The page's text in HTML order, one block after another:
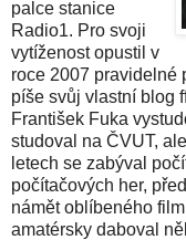
palce stanice
Radio1. Pro svoji
vytíženost opustil v
roce 2007 pravidelné
píše svůj vlastní blog
František Fuka
studoval na ČVUT,
letech se zabýval
počítačových her,
námět oblíbeného
amatérsky daboval